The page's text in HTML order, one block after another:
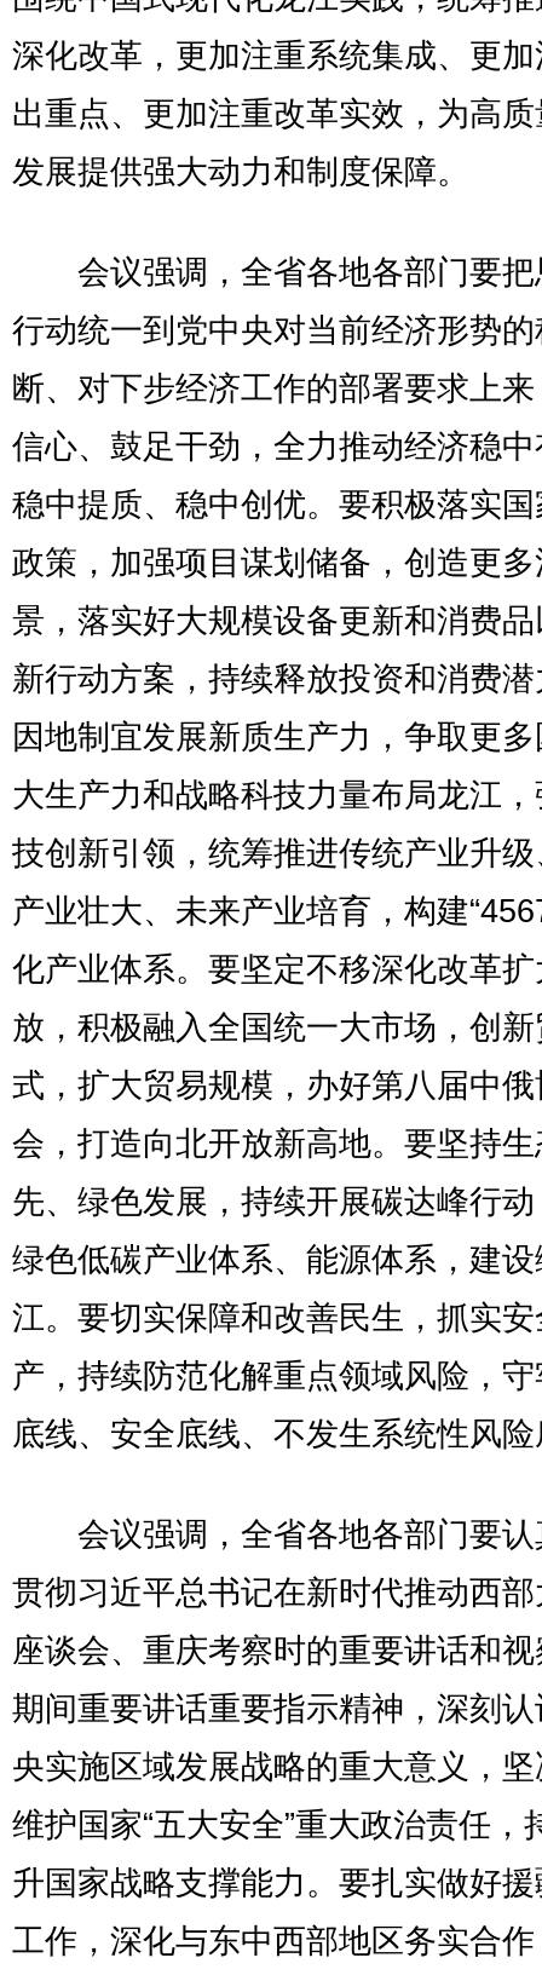
深化改革，更加注重系统集成、更
出重点、更加注重改革实效，为高
发展提供强大动力和制度保障。
会议强调，全省各地各部门要把
行动统一到党中央对当前经济形势
断、对下步经济工作的部署要求上
信心、鼓足干劲，全力推动经济稳
稳中提质、稳中创优。要积极落实
政策，加强项目谋划储备，创造更
景，落实好大规模设备更新和消费
新行动方案，持续释放投资和消费
因地制宜发展新质生产力，争取更
大生产力和战略科技力量布局龙江
技创新引领，统筹推进传统产业升
产业壮大、未来产业培育，构建
化产业体系。要坚定不移深化改革
放，积极融入全国统一大市场，创
式，扩大贸易规模，办好第八届中
会，打造向北开放新高地。要坚持
先、绿色发展，持续开展碳达峰行
绿色低碳产业体系、能源体系，建
江。要切实保障和改善民生，抓实
产，持续防范化解重点领域风险，
底线、安全底线、不发生系统性风
会议强调，全省各地各部门要认
贯彻习近平总书记在新时代推动西
座谈会、重庆考察时的重要讲话和
期间重要讲话重要指示精神，深刻
央实施区域发展战略的重大意义，
维护国家“五大安全”重大政治责任，
升国家战略支撑能力。要扎实做好
工作，深化与东中西部地区务实合